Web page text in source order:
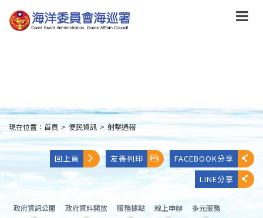
到
主
:::
現在位置： 首頁 > 便民資訊 > 射擊通報
回上頁 友善列印
FACEBOOK分享
LINE分享
政府資訊公開 政府資料開放 服務據點 線上申辦 多元服務